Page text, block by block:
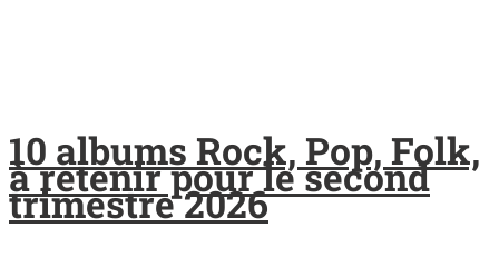
10 albums Rock, Pop, Folk,
à retenir pour le second
trimestre 2026